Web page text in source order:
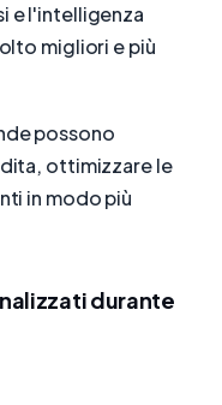
e l'intelligenza
migliori e più
possono
ottimizzare le
in modo più
durante